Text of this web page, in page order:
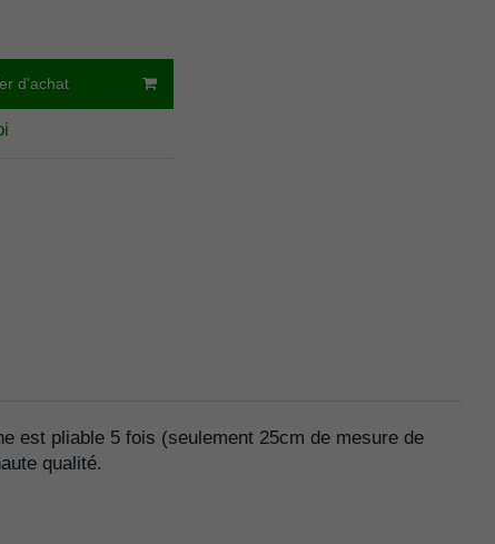
d'achat
est pliable 5 fois (seulement 25cm de mesure de
qualité.